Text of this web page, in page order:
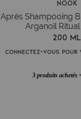
Nook
Après Shampooing
Arganoil
200 ml
Connectez-vous
3 produits achetés